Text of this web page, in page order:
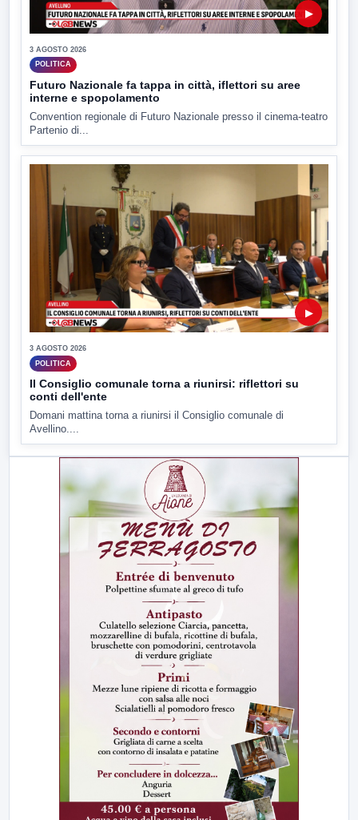
▶
3 AGOSTO 2026
POLITICA
Futuro Nazionale fa tappa in città, iflettori su aree
interne e spopolamento
Convention regionale di Futuro Nazionale presso il cinema-teatro
Partenio di...
▶
3 AGOSTO 2026
POLITICA
Il Consiglio comunale torna a riunirsi: riflettori su
conti dell'ente
Domani mattina torna a riunirsi il Consiglio comunale di
Avellino....